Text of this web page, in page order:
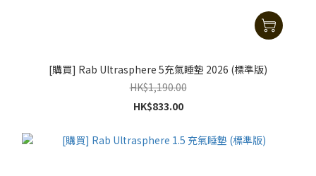
[購買] Rab Ultrasphere 5充氣睡墊 2026 (標準版)
HK$1,190.00
HK$833.00